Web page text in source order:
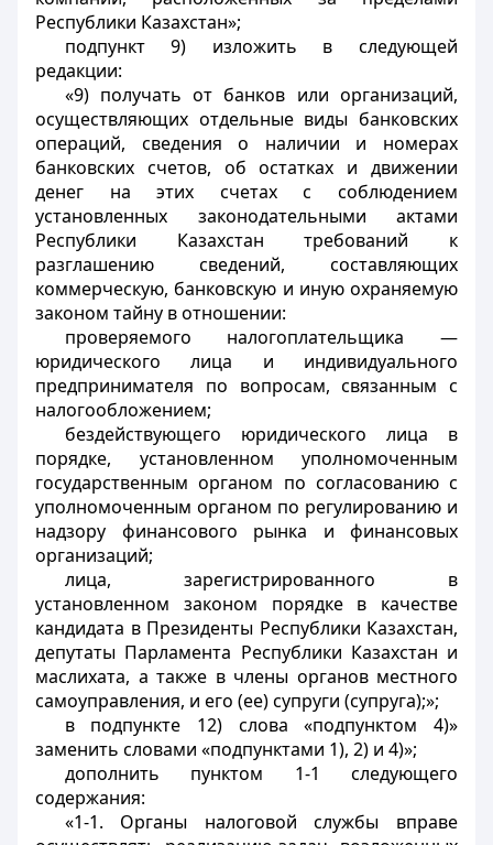
Республики Казахстан»;
подпункт 9) изложить в следующей
редакции:
«9) получать от банков или организаций,
осуществляющих отдельные виды банковских
операций, сведения о наличии и номерах
банковских счетов, об остатках и движении
денег на этих счетах с соблюдением
установленных законодательными актами
Республики Казахстан требований к
разглашению сведений, составляющих
коммерческую, банковскую и иную охраняемую
законом тайну в отношении:
проверяемого налогоплательщика —
юридического лица и индивидуального
предпринимателя по вопросам, связанным с
налогообложением;
бездействующего юридического лица в
порядке, установленном уполномоченным
государственным органом по согласованию с
уполномоченным органом по регулированию и
надзору финансового рынка и финансовых
организаций;
лица, зарегистрированного в
установленном законом порядке в качестве
кандидата в Президенты Республики Казахстан,
депутаты Парламента Республики Казахстан и
маслихата, а также в члены органов местного
самоуправления, и его (ее) супруги (супруга);»;
в подпункте 12) слова «подпунктом 4)»
заменить словами «подпунктами 1), 2) и 4)»;
дополнить пунктом 1-1 следующего
содержания:
«1-1. Органы налоговой службы вправе